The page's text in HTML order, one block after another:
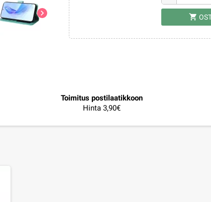
chevron_right shopping_cart
Toimitus postilaatikkoon
Hinta 3,90€